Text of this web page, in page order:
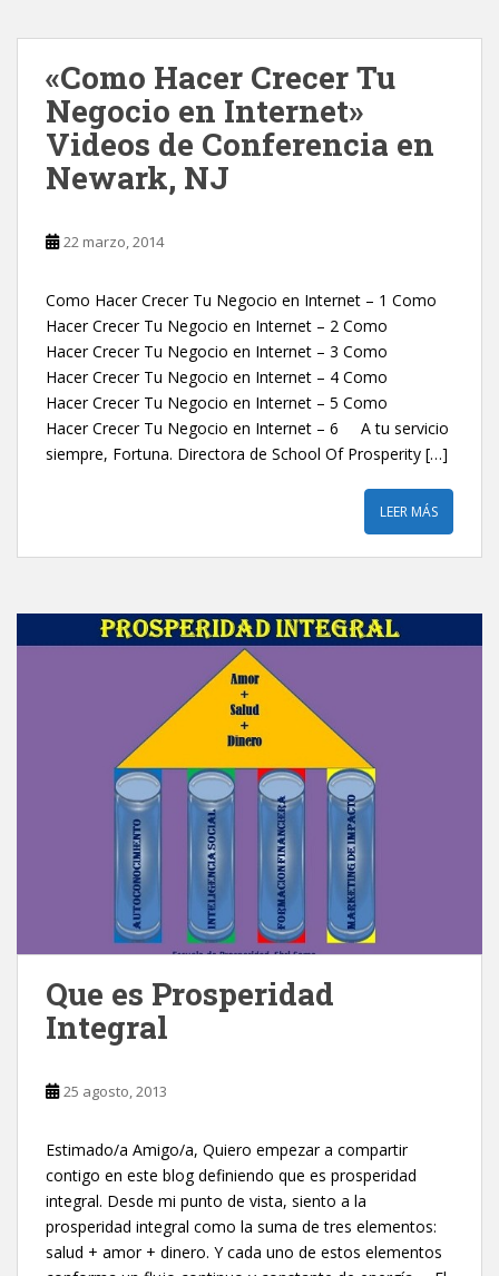
«Como Hacer Crecer Tu
Negocio en Internet»
Videos de Conferencia en
Newark, NJ
22 marzo, 2014
Como Hacer Crecer Tu Negocio en Internet – 1 Como
Hacer Crecer Tu Negocio en Internet – 2 Como
Hacer Crecer Tu Negocio en Internet – 3 Como
Hacer Crecer Tu Negocio en Internet – 4 Como
Hacer Crecer Tu Negocio en Internet – 5 Como
Hacer Crecer Tu Negocio en Internet – 6 A tu servicio
siempre, Fortuna. Directora de School Of Prosperity […]
LEER MÁS
Que es Prosperidad
Integral
25 agosto, 2013
Estimado/a Amigo/a, Quiero empezar a compartir
contigo en este blog definiendo que es prosperidad
integral. Desde mi punto de vista, siento a la
prosperidad integral como la suma de tres elementos:
salud + amor + dinero. Y cada uno de estos elementos